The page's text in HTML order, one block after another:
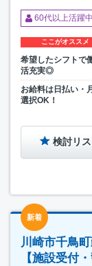
60代以上活躍中
ここがオススメ
希望したシフトで
活充実◎
お給料は日払い・
選択OK！
検討リ
新着
川崎市千鳥
【施設受付